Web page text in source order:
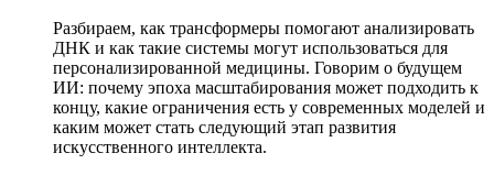
Разбираем, как трансформеры помогают анализировать
ДНК и как такие системы могут использоваться для
персонализированной медицины. Говорим о будущем
ИИ: почему эпоха масштабирования может подходить к
концу, какие ограничения есть у современных моделей и
каким может стать следующий этап развития
искусственного интеллекта.